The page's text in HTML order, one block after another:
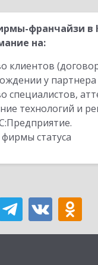
франчайзи в
на:
клиентов
у
специалистов,
технологий и
статуса